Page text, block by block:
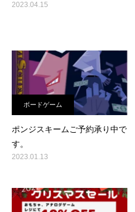
2023.04.15
ボードゲーム
ポンジスキームご予約承り中で
す。
2023.01.13